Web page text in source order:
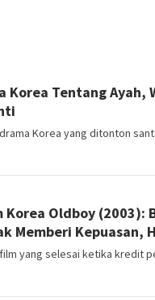
Korea Tentang Ayah,
Korea yang ditonton
Korea Oldboy (2003):
Memberi Kepuasan,
yang selesai ketika kredit